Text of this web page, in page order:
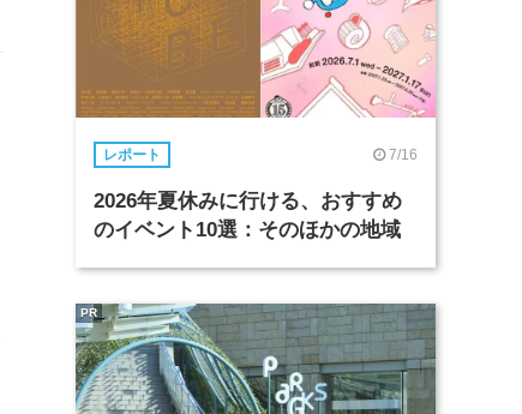
レポート 7/16
2026年夏休みに行ける、おすすめ
のイベント10選：そのほかの地域
PR